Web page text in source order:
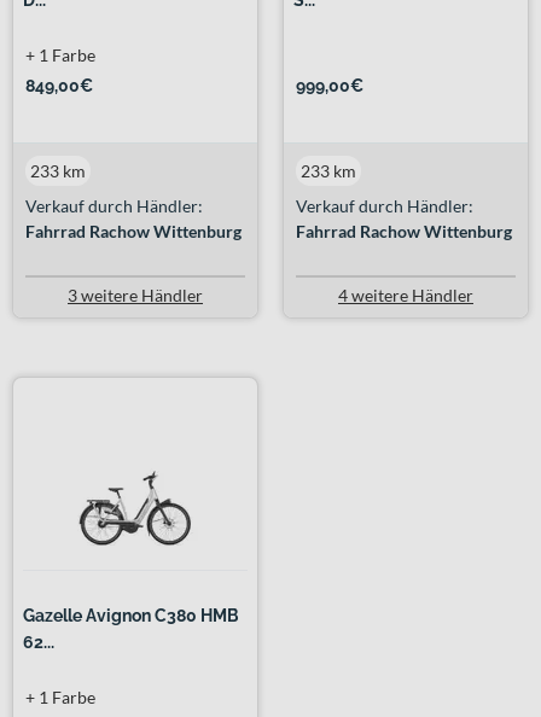
849,00€
+ 1 Farbe
Verkauf durch Händler:
Fahrrad Rachow Wittenburg
233 km
3 weitere Händler
999,00€
Verkauf durch Händler:
Fahrrad Rachow Wittenburg
233 km
4 weitere Händler
Gazelle Avignon C380 HMB
62...
+ 1 Farbe